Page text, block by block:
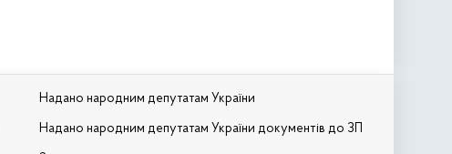
Надано народним депутатам України
Надано народним депутатам України документів до ЗП